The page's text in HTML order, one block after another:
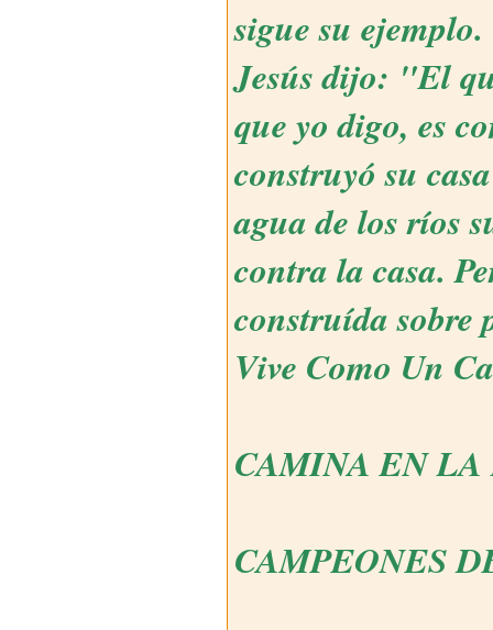
sigue su
Jesús dijo: "El
que yo digo, es
construyó su
agua de los ríos
contra la casa.
construída
Vive Como Un
CAMINA EN LA
CAMPEONES